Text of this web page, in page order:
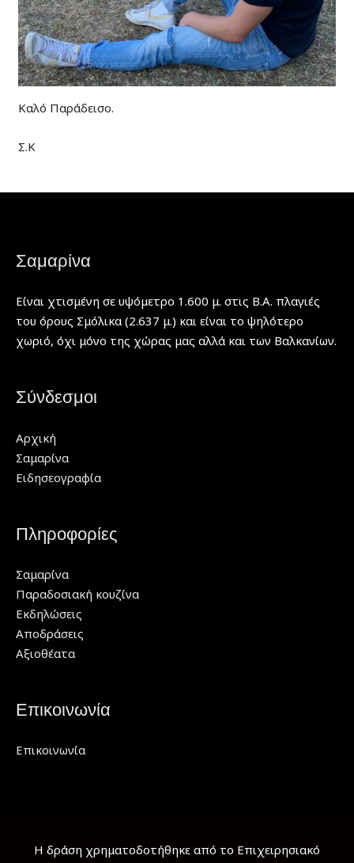
Καλό Παράδεισο.
Σ.Κ
Σαμαρίνα
Είναι χτισμένη σε υψόμετρο 1.600 μ. στις Β.Α. πλαγιές
του όρους Σμόλικα (2.637 μ.) και είναι το ψηλότερο
χωριό, όχι μόνο της χώρας μας αλλά και των Βαλκανίων.
Σύνδεσμοι
Αρχική
Σαμαρίνα
Ειδησεογραφία
Πληροφορίες
Σαμαρίνα
Παραδοσιακή κουζίνα
Εκδηλώσεις
Αποδράσεις
Αξιοθέατα
Επικοινωνία
Επικοινωνία
Η δράση χρηματοδοτήθηκε από το Επιχειρησιακό